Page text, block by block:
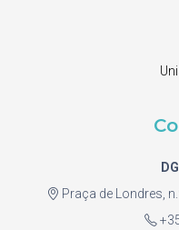
Praça de Londres,